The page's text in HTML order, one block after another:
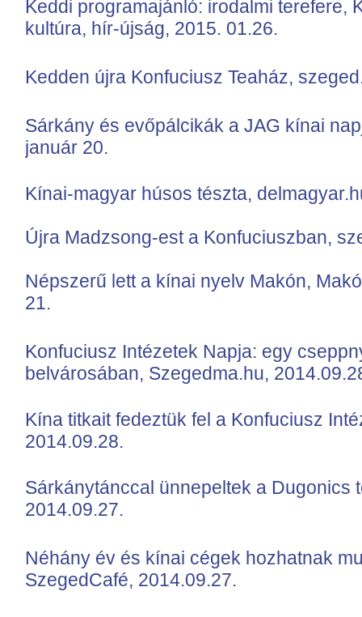
Keddi programajánló: irodalmi terefere,
kultúra, hír-újság, 2015. 01.26.
Kedden újra Konfuciusz Teaház,
Sárkány és evőpálcikák a JAG kínai
január 20.
Kínai-magyar húsos tészta,
Újra Madzsong-est a Konfuciuszban,
Népszerű lett a kínai nyelv Makón,
21.
Konfuciusz Intézetek Napja: egy
belvárosában, Szegedma.hu,
Kína titkait fedeztük fel a Konfuciusz
2014.09.28.
Sárkánytánccal ünnepeltek a Dugonics
2014.09.27.
Néhány év és kínai cégek hozhatnak
SzegedCafé, 2014.09.27.